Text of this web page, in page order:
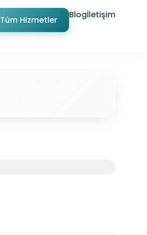
Tüm Hizmetler Blogİletişim